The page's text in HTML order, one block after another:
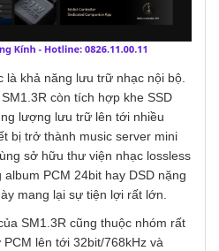
là khả năng lưu trữ nhạc nội bộ.
còn tích hợp khe SSD
lượng lưu trữ lên tới nhiều
bị trở thành music server mini
sở hữu thư viện nhạc lossless
PCM 24bit hay DSD nặng
mang lại sự tiện lợi rất lớn.
SM1.3R cũng thuộc nhóm rất
lên tới 32bit/768kHz và